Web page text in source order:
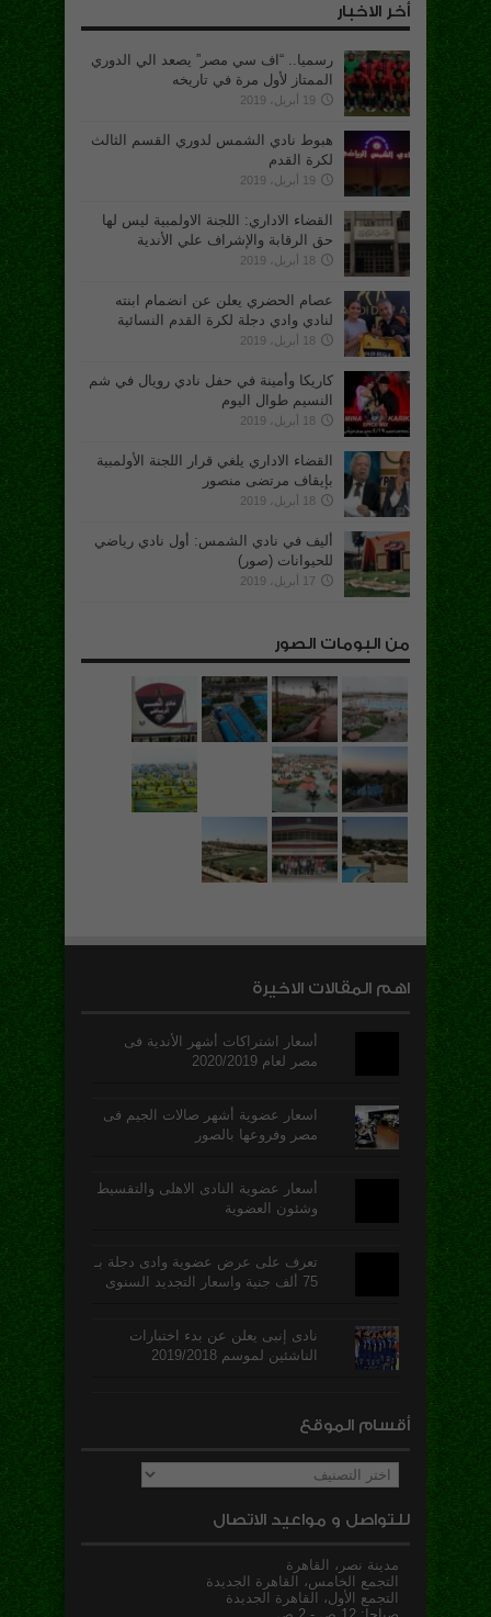
أخر الاخبار
رسميا.. “اف سي مصر” يصعد الي الدوري
الممتاز لأول مرة في تاريخه
19 أبريل، 2019
هبوط نادي الشمس لدوري القسم الثالث
لكرة القدم
19 أبريل، 2019
القضاء الاداري: اللجنة الاولمبية ليس لها
حق الرقابة والإشراف علي الأندية
18 أبريل، 2019
عصام الحضري يعلن عن انضمام ابنته
لنادي وادي دجلة لكرة القدم النسائية
18 أبريل، 2019
كاريكا وأمينة في حفل نادي رويال في شم
النسيم طوال اليوم
18 أبريل، 2019
القضاء الاداري يلغي قرار اللجنة الأولمبية
بإيقاف مرتضى منصور
18 أبريل، 2019
أليف في نادي الشمس: أول نادي رياضي
للحيوانات (صور)
17 أبريل، 2019
من البومات الصور
اهم المقالات الاخيرة
أسعار اشتراكات أشهر الأندية فى
مصر لعام 2020/2019
اسعار عضوية أشهر صالات الجيم فى
مصر وفروعها بالصور
أسعار عضوية النادى الاهلى والتقسيط
وشئون العضوية
تعرف على عرض عضوية وادى دجلة بـ
75 ألف جنية واسعار التجديد السنوى
نادى إنبى يعلن عن بدء اختبارات
الناشئين لموسم 2019/2018
أقسام الموقع
أقسام
الموقع
للتواصل و مواعيد الاتصال
مدينة نصر، القاهرة
التجمع الخامس، القاهرة الجديدة
التجمع الأول، القاهرة الجديدة